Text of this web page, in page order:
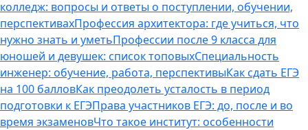
колледж: вопросы и ответы о поступлении, обучении,
перспективахПрофессия архитектора: где учиться, что
нужно знать и уметьПрофессии после 9 класса для
юношей и девушек: список топовыхСпециальность
инженер: обучение, работа, перспективыКак сдать ЕГЭ
на 100 балловКак преодолеть усталость в период
подготовки к ЕГЭПрава участников ЕГЭ: до, после и во
время экзаменовЧто такое институт: особенности